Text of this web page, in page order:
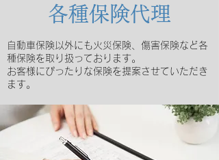
各種保険代理
自動車保険以外にも火災保険、傷害保険など各
種保険を取り扱っております。
お客様にぴったりな保険を提案させていただき
ます。